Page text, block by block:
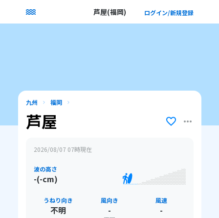
芦屋(福岡) ログイン/新規登録
九州 福岡
芦屋
2026/08/07 07時現在
波の高さ
-(-cm)
うねり向き
不明
風向き
-
風速
-